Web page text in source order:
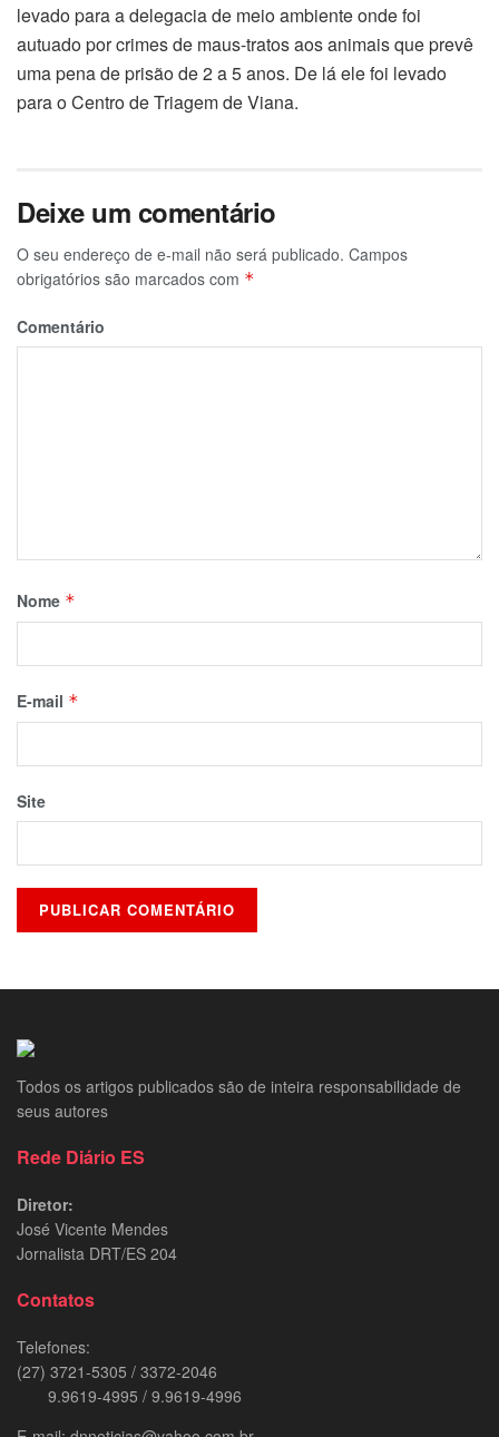
levado para a delegacia de meio ambiente onde foi
autuado por crimes de maus-tratos aos animais que prevê
uma pena de prisão de 2 a 5 anos. De lá ele foi levado
para o Centro de Triagem de Viana.
Deixe um comentário
O seu endereço de e-mail não será publicado. Campos
obrigatórios são marcados com *
Comentário
Nome *
E-mail *
Site
Todos os artigos publicados são de inteira responsabilidade de
seus autores
Rede Diário ES
Diretor:
José Vicente Mendes
Jornalista DRT/ES 204
Contatos
Telefones:
(27) 3721-5305 / 3372-2046
9.9619-4995 / 9.9619-4996